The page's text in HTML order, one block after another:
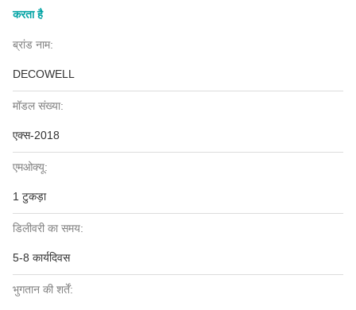
करता है
ब्रांड नाम:
DECOWELL
मॉडल संख्या:
एक्स-2018
एमओक्यू:
1 टुकड़ा
डिलीवरी का समय:
5-8 कार्यदिवस
भुगतान की शर्तें: